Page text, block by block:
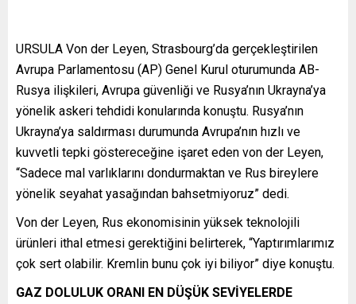
URSULA Von der Leyen, Strasbourg’da gerçekleştirilen
Avrupa Parlamentosu (AP) Genel Kurul oturumunda AB-
Rusya ilişkileri, Avrupa güvenliği ve Rusya’nın Ukrayna’ya
yönelik askeri tehdidi konularında konuştu. Rusya’nın
Ukrayna’ya saldırması durumunda Avrupa’nın hızlı ve
kuvvetli tepki göstereceğine işaret eden von der Leyen,
“Sadece mal varlıklarını dondurmaktan ve Rus bireylere
yönelik seyahat yasağından bahsetmiyoruz” dedi.
Von der Leyen, Rus ekonomisinin yüksek teknolojili
ürünleri ithal etmesi gerektiğini belirterek, “Yaptırımlarımız
çok sert olabilir. Kremlin bunu çok iyi biliyor” diye konuştu.
GAZ DOLULUK ORANI EN DÜŞÜK SEVİYELERDE